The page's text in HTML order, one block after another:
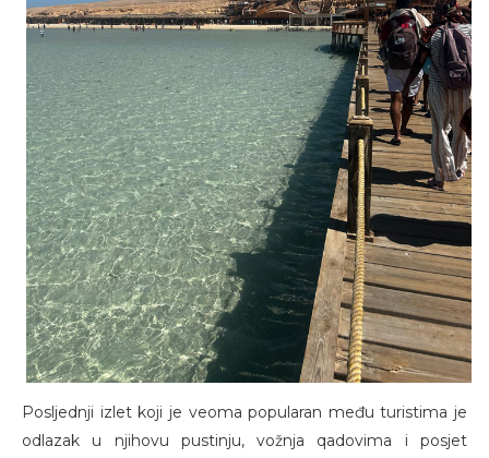
Posljednji izlet koji je veoma popularan među turistima je
odlazak u njihovu pustinju, vožnja qadovima i posjet